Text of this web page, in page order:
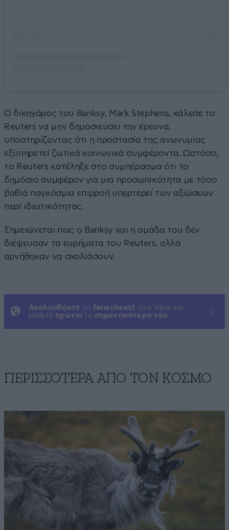
Ο δικηγόρος του Banksy, Mark Stephens, κάλεσε το
Reuters να μην δημοσιεύσει την έρευνα,
υποστηρίζοντας ότι η προστασία της ανωνυμίας
εξυπηρετεί ζωτικά κοινωνικά συμφέροντα. Ωστόσο,
το Reuters κατέληξε στο συμπέρασμα ότι το
δημόσιο συμφέρον για μια προσωπικότητα με τόσο
βαθιά παγκόσμια επιρροή υπερτερεί των αξιώσεων
περί ιδιωτικότητας.
Σημειώνεται πως ο Banksy και η ομάδα του δεν
διέψευσαν τα ευρήματα του Reuters, αλλά
αρνήθηκαν να σχολιάσουν.
Ακολουθήστε το Newsbeast στο Viber και
μάθετε πρώτοι τα σημαντικότερα νέα
ΠΕΡΙΣΣΟΤΕΡΑ ΑΠΟ ΤΟΝ ΚΟΣΜΟ